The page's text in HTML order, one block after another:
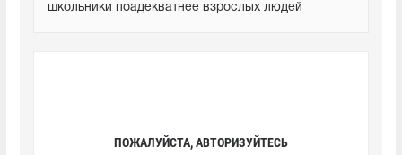
школьники поадекватнее взрослых людей
ПОЖАЛУЙСТА, АВТОРИЗУЙТЕСЬ